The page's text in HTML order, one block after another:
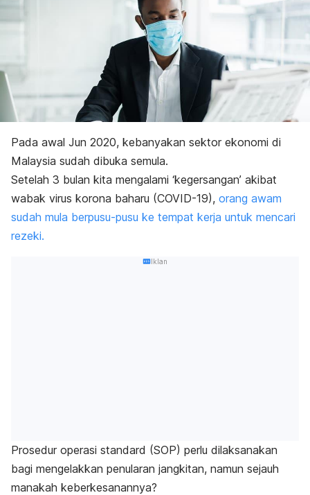
Pada awal Jun 2020, kebanyakan sektor ekonomi di
Malaysia sudah dibuka semula.
Setelah 3 bulan kita mengalami ‘kegersangan’ akibat
wabak virus korona baharu (COVID-19), orang awam
sudah mula berpusu-pusu ke tempat kerja untuk mencari
rezeki.
Iklan
Prosedur operasi standard (SOP) perlu dilaksanakan
bagi mengelakkan penularan jangkitan, namun sejauh
manakah keberkesanannya?